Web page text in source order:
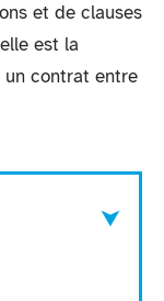
et de clauses
est la
contrat entre